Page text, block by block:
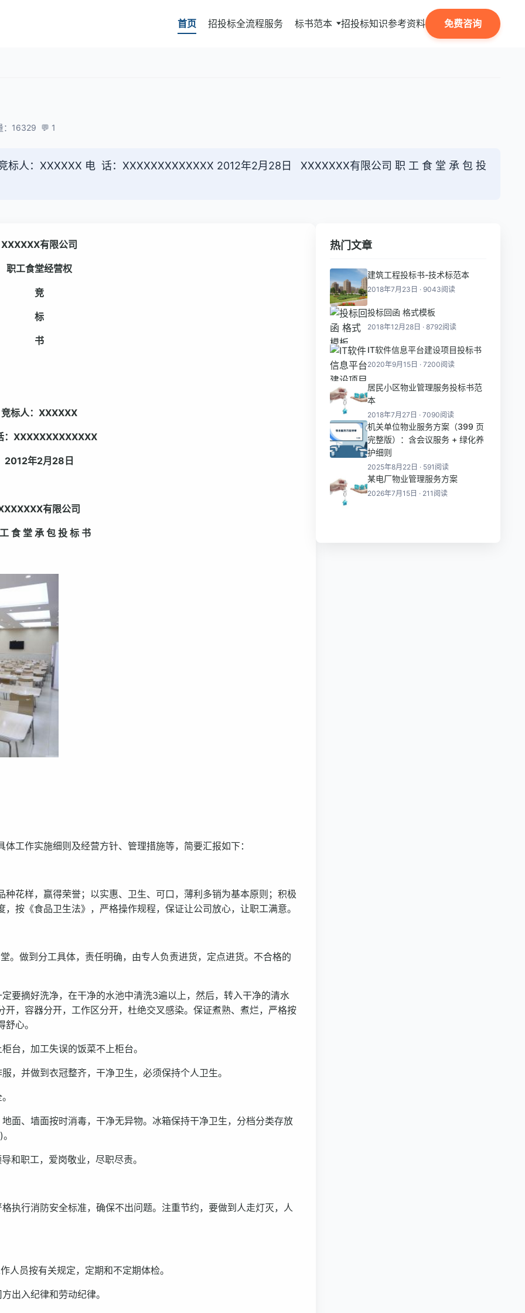
首页 招投标全流程服务 标书范本 招投标知识参考资料 免费咨询
：16329 💬 1
人：XXXXXX 电 话：XXXXXXXXXXXXX 2012年2月28日 XXXXXXX有限公司 职 工 食 堂 承 包 投
XXXXXX有限公司
职工食堂经营权
竞
标
书
竞标人： XXXXXX
XXXXXXXXXXXXX
2012年2月28日
有限公司
食 堂 承 包 投 标 书
工作实施细则及经营方针、管理措施等，简要汇报如下：
花样，赢得荣誉；以实惠、卫生、可口，薄利多销为基本原则；积极
按《食品卫生法》，严格操作规程，保证让公司放心，让职工满意。
。做到分工具体，责任明确，由专人负责进货，定点进货。不合格的
要摘好洗净，在干净的水池中清洗3遍以上，然后，转入干净的清水
，容器分开，工作区分开，杜绝交叉感染。保证煮熟、煮烂，严格按
心。
台，加工失误的饭菜不上柜台。
，并做到衣冠整齐，干净卫生，必须保持个人卫生。
面、墙面按时消毒，干净无异物。冰箱保持干净卫生，分档分类存放
和职工，爱岗敬业，尽职尽责。
执行消防安全标准，确保不出问题。注重节约，要做到人走灯灭，人
人员按有关规定，定期和不定期体检。
出入纪律和劳动纪律。
热门文章
建筑工程投标书-技术标范本
2018年7月23日 · 9043阅读
投标回函 格式模板
2018年12月28日 · 8792阅读
IT软件信息平台建设项目投标书
2020年9月15日 · 7200阅读
居民小区物业管理服务投标书范
本
2018年7月27日 · 7090阅读
机关单位物业服务方案（399 页
完整版）：含会议服务 + 绿化养
护细则
2025年8月22日 · 591阅读
某电厂物业管理服务方案
2026年7月15日 · 211阅读